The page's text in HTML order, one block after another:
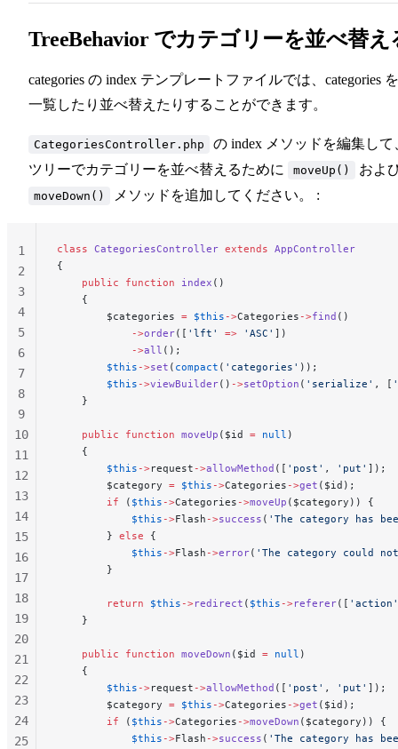
TreeBehavior でカテゴリーを並べ替え
categories の index テンプレートファイルでは、categories を
一覧したり並べ替えたりすることができます。
CategoriesController.php
の index メソッドを編集して
ツリーでカテゴリーを並べ替えるために
moveUp() およ
moveDown() メソッドを追加してください。 :
class CategoriesController extends AppController
{
    public
function index ()
    {
        $categories
= $this ->Categories ->find ()
            ->
order([ 'lft' => 'ASC' ])
            ->
all ();
        $this
->set ( compact ( 'categories' ));
        $this
->viewBuilder() ->setOption ( 'serialize' , [
    }
    public
function moveUp ($id = null )
    {
        $this
->request ->allowMethod ([ 'post' , 'put' ]);
        $category
= $this ->Categories ->get ($id);
        if
( $this ->Categories ->moveUp ($category)) {
            $this
->Flash ->success ( 'The category has
        }
else {
            $this
->Flash ->error( 'The category could
        }
        return
$this ->redirect ( $this ->referer([ 'action'
    }
    public
function moveDown ($id = null )
    {
        $this
->request ->allowMethod ([ 'post' , 'put' ]);
        $category
= $this ->Categories ->get ($id);
        if
( $this ->Categories ->moveDown ($category)) {
            $this
->Flash ->success ( 'The category has
1
2
3
4
5
6
7
8
9
10
11
12
13
14
15
16
17
18
19
20
21
22
23
24
25